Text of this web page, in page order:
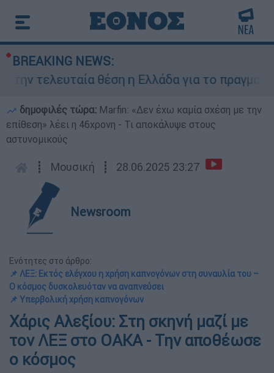
BREAKING NEWS:
θέση η Ελλάδα για το πραγματικό
δημοφιλές τώρα: Marfin: «Δεν έχω καμία σχέση με την
επίθεση» λέει η 46χρονη - Τι αποκάλυψε στους
αστυνομικούς
┋ Μουσική ┋ 28.06.2025 23:27
Newsroom
Ενότητες στο άρθρο:
📌 ΛΕΞ: Εκτός ελέγχου η χρήση καπνογόνων στη συναυλία του –
Ο κόσμος δυσκολευόταν να αναπνεύσει
📌 Yπερβολική χρήση καπνογόνων
Χάρις Αλεξίου: Στη σκηνή μαζί με
τον ΛΕΞ στο ΟΑΚΑ - Την αποθέωσε
ο κόσμος